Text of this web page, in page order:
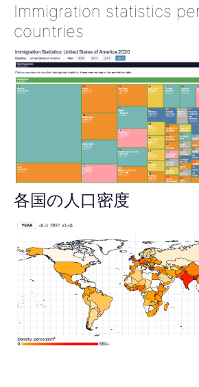
Immigration statistics
countries
各国の人口密度